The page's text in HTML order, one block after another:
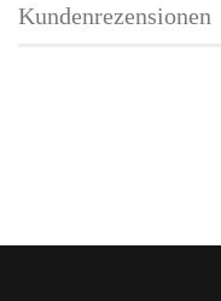
Kundenrezensionen